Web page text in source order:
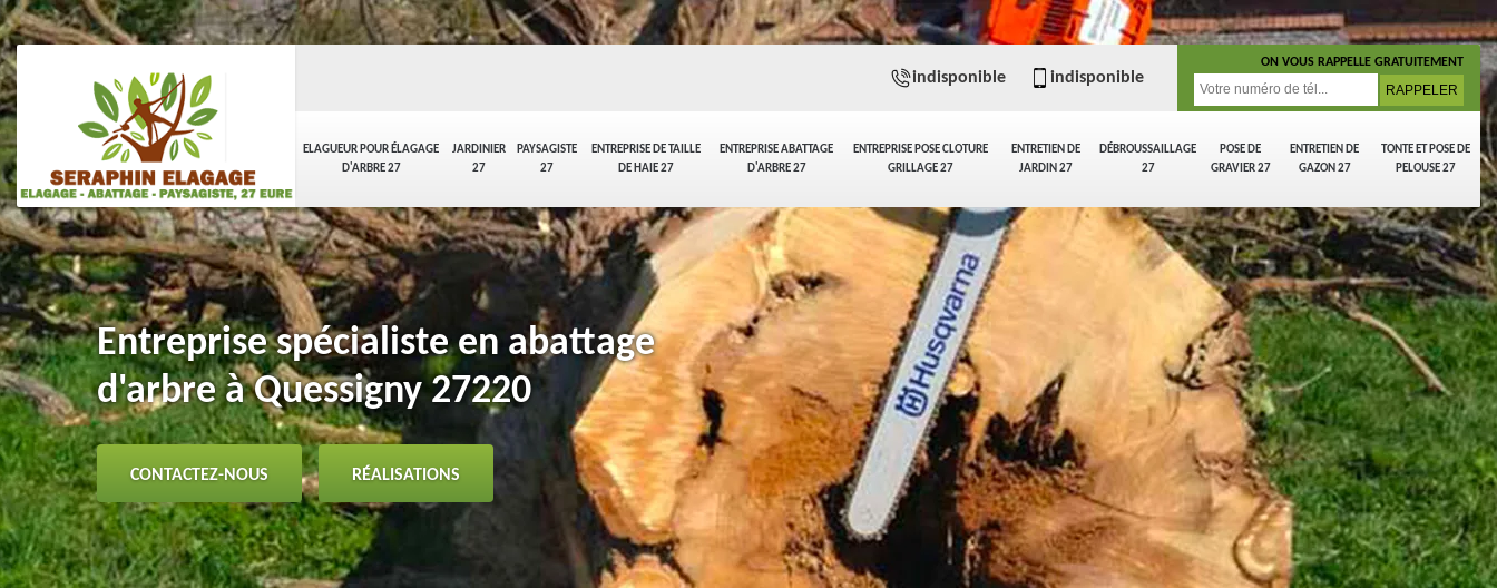
ELAGUEUR POUR ÉLAGAGE
D'ARBRE 27
JARDINIER
27
PAYSAGISTE
27
ENTREPRISE DE TAILLE
DE HAIE 27
ENTREPRISE ABATTAGE
D'ARBRE 27
ENTREPRISE POSE CLOTURE
GRILLAGE 27
ENTRETIEN DE
JARDIN 27
DÉBROUSSAILLAGE
27
POSE DE
GRAVIER 27
ENTRETIEN DE
GAZON 27
TONTE ET POSE DE
PELOUSE 27
indisponible indisponible
ON VOUS RAPPELLE GRATUITEMENT
Entreprise spécialiste en abattage
d'arbre à Quessigny 27220
CONTACTEZ-NOUS RÉALISATIONS